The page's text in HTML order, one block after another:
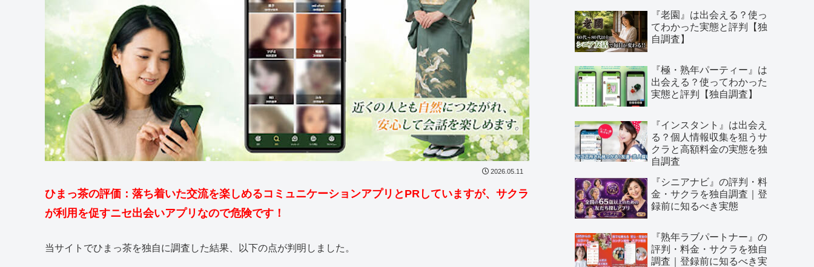
2026.05.11
ひまっ茶の評価：落ち着いた交流を楽しめるコミュニケーションアプリとPRしていますが、サクラ
が利用を促すニセ出会いアプリなので危険です！
当サイトでひまっ茶を独自に調査した結果、以下の点が判明しました。
『老園』は出会える？使っ
てわかった実態と評判【独
自調査】
『極・熟年パーティー』は
出会える？使ってわかった
実態と評判【独自調査】
『インスタント』は出会え
る？個人情報収集を狙うサ
クラと高額料金の実態を独
自調査
『シニアナビ』の評判・料
金・サクラを独自調査｜登
録前に知るべき実態
『熟年ラブパートナー』の
評判・料金・サクラを独自
調査｜登録前に知るべき実